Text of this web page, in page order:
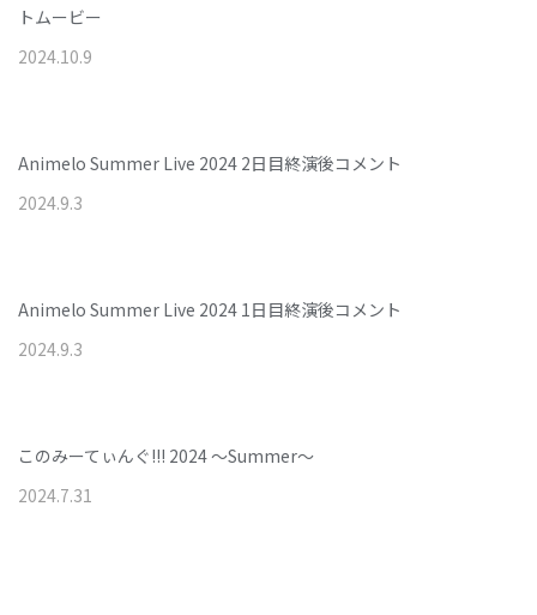
トムービー
2024.10.9
Animelo Summer Live 2024 2日目終演後コメント
2024.9.3
Animelo Summer Live 2024 1日目終演後コメント
2024.9.3
このみーてぃんぐ!!! 2024 ～Summer～
2024.7.31